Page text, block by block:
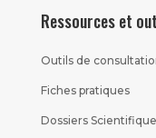
Ressources et
Outils de
Fiches pratiques
Dossiers